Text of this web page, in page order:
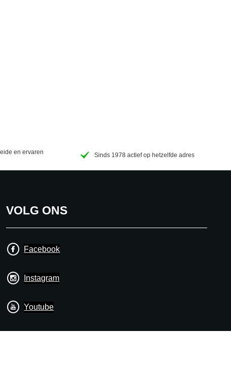
en ervaren
Sinds 1978 actief op hetzelfde adres
VOLG ONS
Facebook
Instagram
Youtube